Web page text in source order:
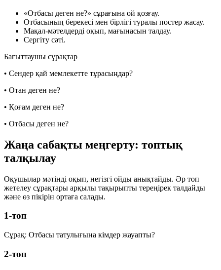
«Отбасы деген не?» сұрағына ой қозғау.
Отбасының берекесі мен бірлігі туралы постер жасау.
Мақал-мәтелдерді оқып, мағынасын талдау.
Сергіту сәті.
Бағыттаушы сұрақтар
• Сендер қай мемлекетте тұрасыңдар?
• Отан деген не?
• Қоғам деген не?
• Отбасы деген не?
Жаңа сабақты меңгерту: топтық
талқылау
Оқушылар мәтінді оқып, негізгі ойды анықтайды. Әр топ
жетелеу сұрақтары арқылы тақырыпты тереңірек талдайды
және өз пікірін ортаға салады.
1-топ
Сұрақ: Отбасы татулығына кімдер жауапты?
2-топ